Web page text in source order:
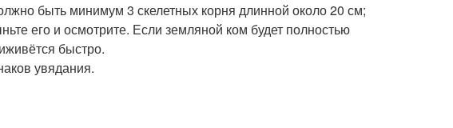
быть минимум 3 скелетных корня длинной около 20 см;
его и осмотрите. Если земляной ком будет полностью
быстро.
увядания.